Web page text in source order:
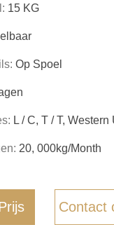
15 KG
Op Spoel
L / C, T / T, Western
20, 000kg/month
Contact